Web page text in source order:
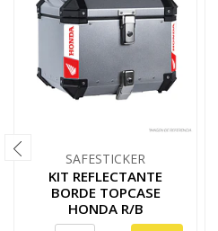
SAFESTICKER
KIT REFLECTANTE
BORDE TOPCASE
HONDA R/B